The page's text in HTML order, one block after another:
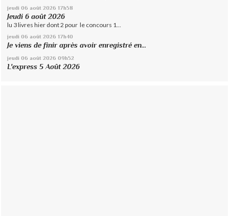
jeudi 06 août 2026 17h58
Jeudi 6 août 2026
lu 3 livres hier dont 2 pour le concours 1...
jeudi 06 août 2026 17h40
Je viens de finir après avoir enregistré en...
jeudi 06 août 2026 09h52
L'express 5 Août 2026